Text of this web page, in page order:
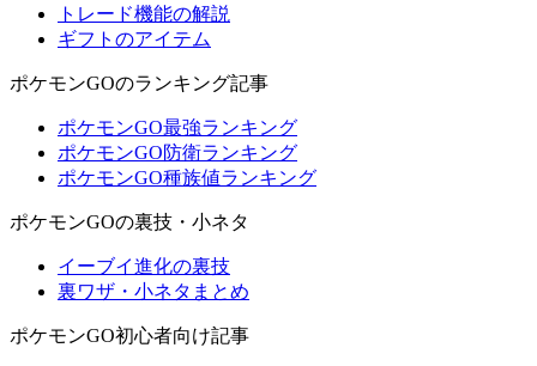
トレード機能の解説
ギフトのアイテム
ポケモンGOのランキング記事
ポケモンGO最強ランキング
ポケモンGO防衛ランキング
ポケモンGO種族値ランキング
ポケモンGOの裏技・小ネタ
イーブイ進化の裏技
裏ワザ・小ネタまとめ
ポケモンGO初心者向け記事